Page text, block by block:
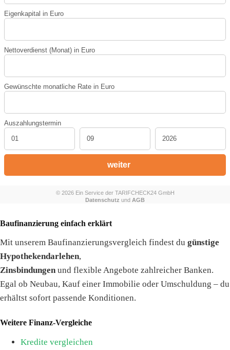
Baufinanzierung einfach erklärt
Mit unserem Baufinanzierungsvergleich findest du günstige
Hypothekendarlehen,
Zinsbindungenund flexible Angebote zahlreicher Banken.
Egal ob Neubau, Kauf einer Immobilie oder Umschuldung – du
erhältst sofort passende Konditionen.
Weitere Finanz-Vergleiche
Kredite vergleichen